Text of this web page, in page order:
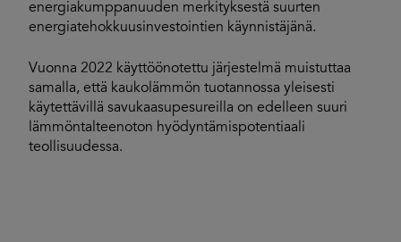
energiakumppanuuden merkityksestä suurten
energiatehokkuusinvestointien käynnistäjänä.
Vuonna 2022 käyttöönotettu järjestelmä muistuttaa
samalla, että kaukolämmön tuotannossa yleisesti
käytettävillä savukaasupesureilla on edelleen suuri
lämmöntalteenoton hyödyntämispotentiaali
teollisuudessa.